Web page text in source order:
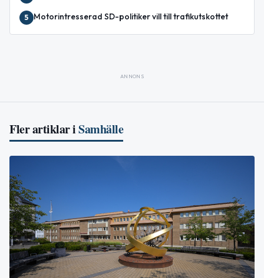
5 Motorintresserad SD-politiker vill till trafikutskottet
ANNONS
Fler artiklar iSamhälle